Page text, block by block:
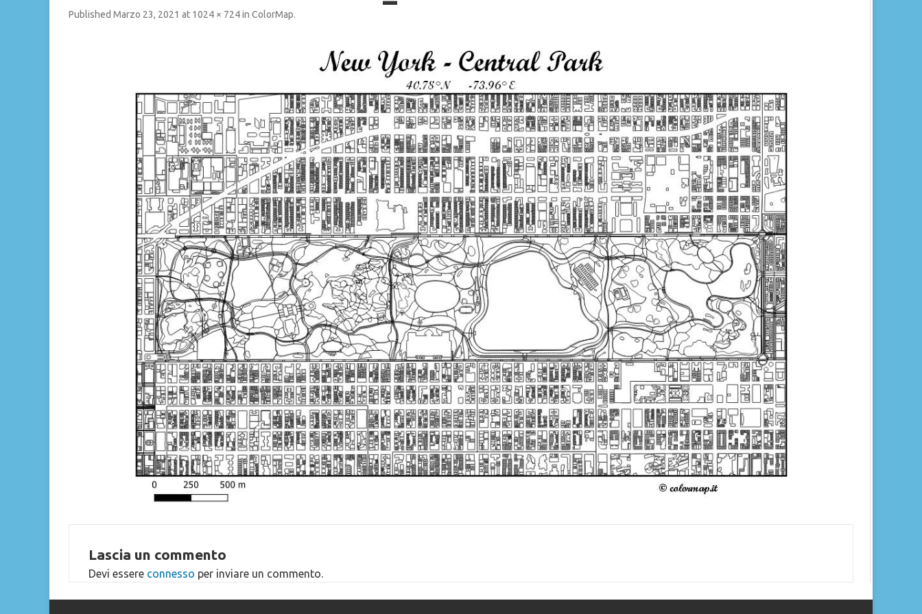
LE STORIE DI NAPOLI MAP
MONTRAS DE LISBOA
CLUSTERMAP – LUOGHI
CULTURA NAPOLI
HEATMAP -LUOGHI CULTURA
NAPOLI
SEARCHROADS
VESTI&RIVESTI MAP
CLEAMAP – LA MAPPA PULITA
SINTETICA – GENERALITÀ
LE TIPOLOGIE DI SENSORE
CARATTERISTICHE SATELLITARI
: ORBITA E SWATH
RISOLUZIONI NEL
TELERILEVAMENTO
LE GEOMETRIE RADAR
TECNICA SAR
CONVERSIONE SLANT TO
GROUND RANGE
GROSSETO
TUTTATOSCANA – GIRELLANDO
PER LE VIE DEL CENTRO DI
FIRENZE: DA VIA DELLA
CONDOTTA A ORSANMICHELE
TUTTATOSCANA – LUNGO LA
FRANCIGENA IN TOSCANA: DA
SIENA A SAN GIMIGNANO
LA VIA FRANCIGENA IN
TOSCANA: DA SAN MINIATO A
SAN GIMIGNANO
LE STORIE DI NAPOLI –
PANORAMI CON VESUVIO
LE STORIE DI NAPOLI – QUANTE
CITTÀ SI CHIAMANO “NAPOLI”
NEL MONDO?
LE TARGHE DI NAPOLI: QUANDO
I TRIBUNALI AFFIGGEVANO LE
SENTENZE SUI PALAZZI
LE STORIE DI NAPOLI – ISCHIA,
LE SPIAGGE PIÙ
CARATTERISTICHE E LE LORO
Published Marzo 23, 2021 at 1024 × 724in ColorMap.
Lascia un commento
Devi essere connesso per inviare un commento.